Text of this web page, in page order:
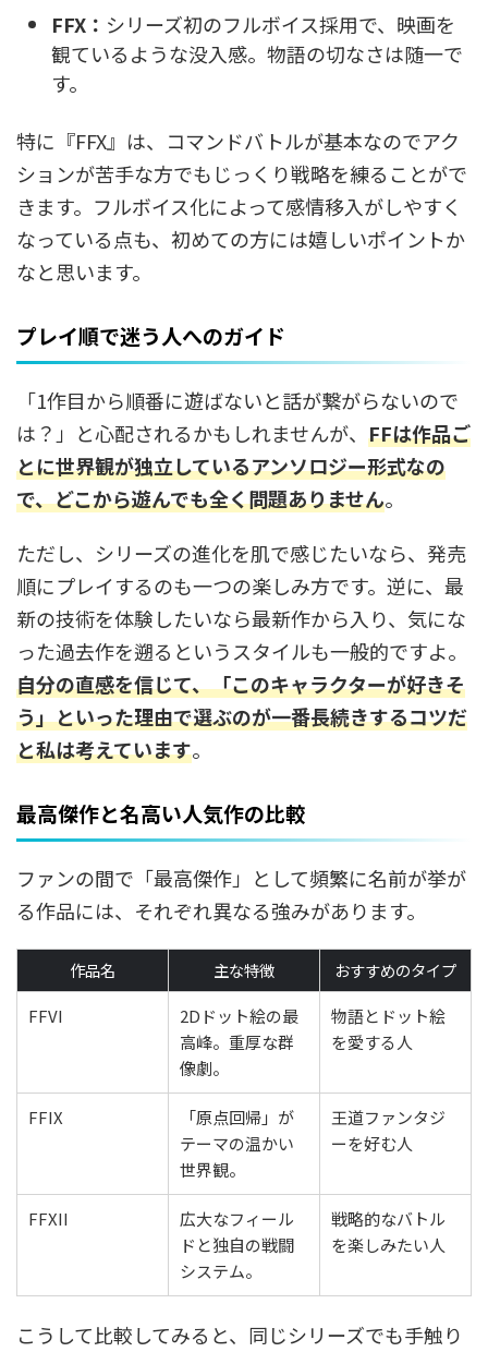
FFX： シリーズ初のフルボイス採用で、映画を
観ているような没入感。物語の切なさは随一で
す。
特に『FFX』は、コマンドバトルが基本なのでアク
ションが苦手な方でもじっくり戦略を練ることがで
きます。フルボイス化によって感情移入がしやすく
なっている点も、初めての方には嬉しいポイントか
なと思います。
プレイ順で迷う人へのガイド
「1作目から順番に遊ばないと話が繋がらないので
は？」と心配されるかもしれませんが、 FFは作品ご
とに世界観が独立しているアンソロジー形式なの
で、どこから遊んでも全く問題ありません。
ただし、シリーズの進化を肌で感じたいなら、発売
順にプレイするのも一つの楽しみ方です。逆に、最
新の技術を体験したいなら最新作から入り、気にな
った過去作を遡るというスタイルも一般的ですよ。
自分の直感を信じて、「このキャラクターが好きそ
う」といった理由で選ぶのが一番長続きするコツだ
と私は考えています。
最高傑作と名高い人気作の比較
ファンの間で「最高傑作」として頻繁に名前が挙が
る作品には、それぞれ異なる強みがあります。
作品名 主な特徴
おすすめのタイプ
FFVI
2Dドット絵の最
高峰。重厚な群
像劇。
物語とドット絵
を愛する人
FFIX
「原点回帰」が
テーマの温かい
世界観。
王道ファンタジ
ーを好む人
FFXII
広大なフィール
ドと独自の戦闘
システム。
戦略的なバトル
を楽しみたい人
こうして比較してみると、同じシリーズでも手触り